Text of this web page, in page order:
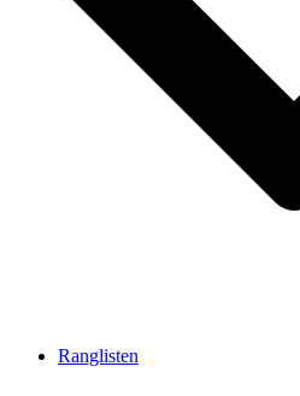
Ranglisten